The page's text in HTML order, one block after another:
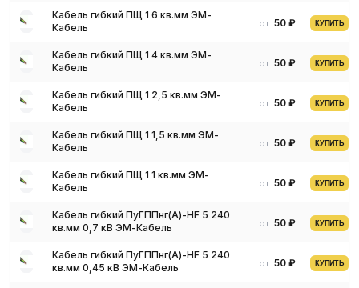
Кабель гибкий ПЩ 1 6 кв.мм ЭМ-
Кабель
от 50 ₽ КУПИТЬ
Кабель гибкий ПЩ 1 4 кв.мм ЭМ-
Кабель
от 50 ₽ КУПИТЬ
Кабель гибкий ПЩ 1 2,5 кв.мм ЭМ-
Кабель
от 50 ₽ КУПИТЬ
Кабель гибкий ПЩ 1 1,5 кв.мм ЭМ-
Кабель
от 50 ₽ КУПИТЬ
Кабель гибкий ПЩ 1 1 кв.мм ЭМ-
Кабель
от 50 ₽ КУПИТЬ
Кабель гибкий ПуГППнг(А)-HF 5 240
кв.мм 0,7 кВ ЭМ-Кабель
от 50 ₽ КУПИТЬ
Кабель гибкий ПуГППнг(А)-HF 5 240
кв.мм 0,45 кВ ЭМ-Кабель
от 50 ₽ КУПИТЬ